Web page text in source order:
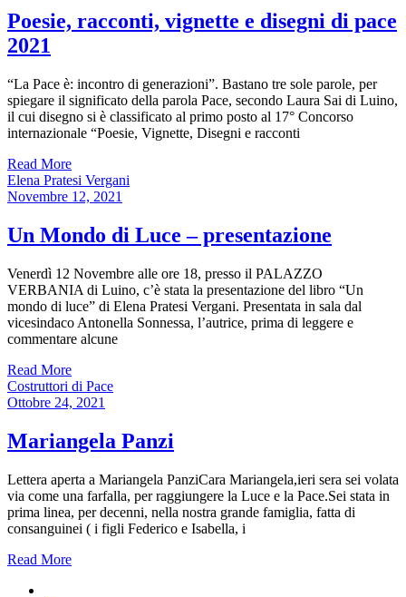
Poesie, racconti, vignette e disegni di pace
2021
“La Pace è: incontro di generazioni”. Bastano tre sole parole, per
spiegare il significato della parola Pace, secondo Laura Sai di Luino,
il cui disegno si è classificato al primo posto al 17° Concorso
internazionale “Poesie, Vignette, Disegni e racconti
Read More
Elena Pratesi Vergani
Novembre 12, 2021
Un Mondo di Luce – presentazione
Venerdì 12 Novembre alle ore 18, presso il PALAZZO
VERBANIA di Luino, c’è stata la presentazione del libro “Un
mondo di luce” di Elena Pratesi Vergani. Presentata in sala dal
vicesindaco Antonella Sonnessa, l’autrice, prima di leggere e
commentare alcune
Read More
Costruttori di Pace
Ottobre 24, 2021
Mariangela Panzi
Lettera aperta a Mariangela PanziCara Mariangela,ieri sera sei volata
via come una farfalla, per raggiungere la Luce e la Pace.Sei stata in
prima linea, per decenni, nella nostra grande famiglia, fatta di
consanguinei ( i figli Federico e Isabella, i
Read More